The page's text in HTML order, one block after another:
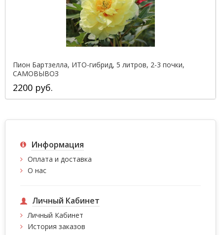
Пион Бартзелла, ИТО-гибрид, 5 литров, 2-3 почки,
САМОВЫВОЗ
2200 руб.
Информация
Оплата и доставка
О нас
Личный Кабинет
Личный Кабинет
История заказов